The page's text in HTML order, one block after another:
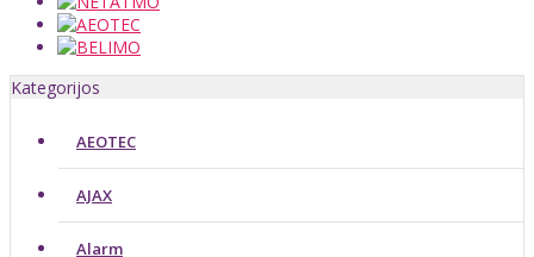
Kategorijos
AEOTEC
AJAX
Alarm